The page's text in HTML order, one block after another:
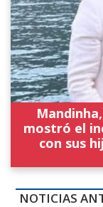
mostró el
con sus
NOTICIAS